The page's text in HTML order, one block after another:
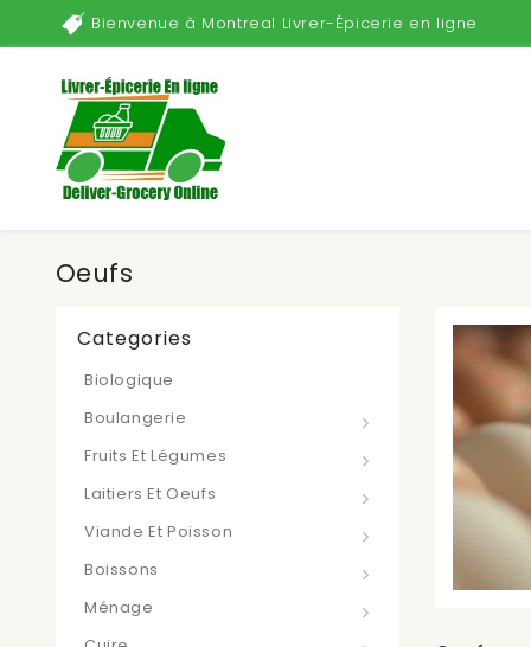
Bienvenue à Montreal Livrer-Épicerie en ligne
Oeufs
Categories
Biologique
Boulangerie
Fruits Et Légumes
Laitiers Et Oeufs
Viande Et Poisson
Boissons
Ménage